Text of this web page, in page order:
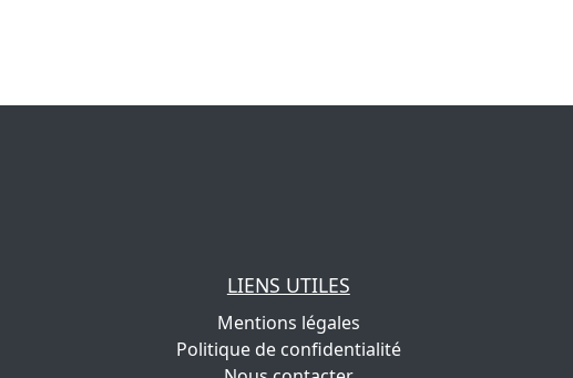
LIENS UTILES
Mentions légales
Politique de confidentialité